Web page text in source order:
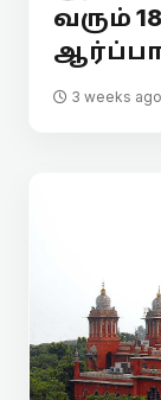
வரும்
3 weeks ago